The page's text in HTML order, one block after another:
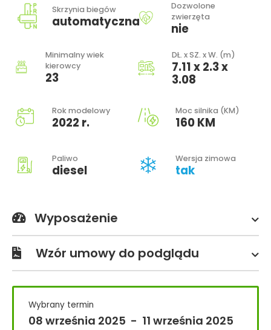
Skrzynia biegów
automatyczna
Dozwolone
zwierzęta
nie
Minimalny wiek
kierowcy
23
DŁ. x SZ. x W. (m)
7.11 x 2.3 x
3.08
Rok modelowy
2022 r.
Moc silnika (KM)
160 KM
Paliwo
diesel
Wersja zimowa
tak
Wyposażenie
Wzór umowy do podglądu
Wybrany termin
08 września 2025 - 11 września 2025